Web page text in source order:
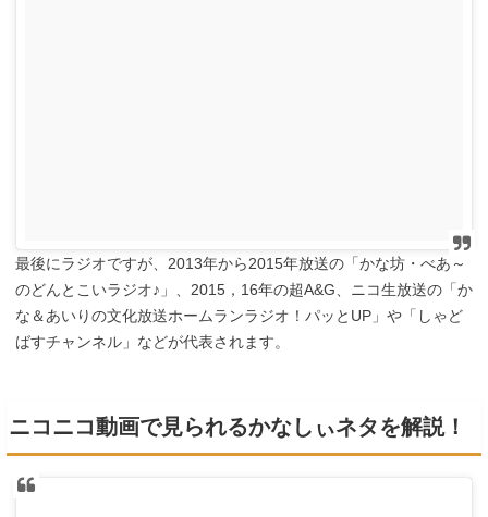
最後にラジオですが、2013年から2015年放送の「かな坊・べあ～
のどんとこいラジオ♪」、2015，16年の超A&G、ニコ生放送の「か
な＆あいりの文化放送ホームランラジオ！パッとUP」や「しゃど
ばすチャンネル」などが代表されます。
ニコニコ動画で見られるかなしぃネタを解説！